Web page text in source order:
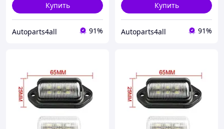
Купить
Autoparts4all 91%
Купить
Autoparts4all 91%